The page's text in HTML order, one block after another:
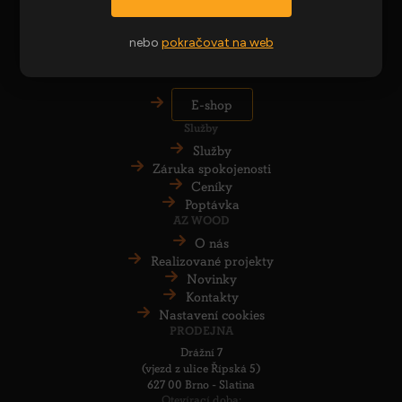
nebo pokračovat na web
Akční nabídka
Obchodní podmínky
Zpracování osobních údajů
E-shop
Služby
Služby
Záruka spokojenosti
Ceníky
Poptávka
AZ WOOD
O nás
Realizované projekty
Novinky
Kontakty
Nastavení cookies
PRODEJNA
Drážní 7
(vjezd z ulice Řípská 5)
627 00 Brno - Slatina